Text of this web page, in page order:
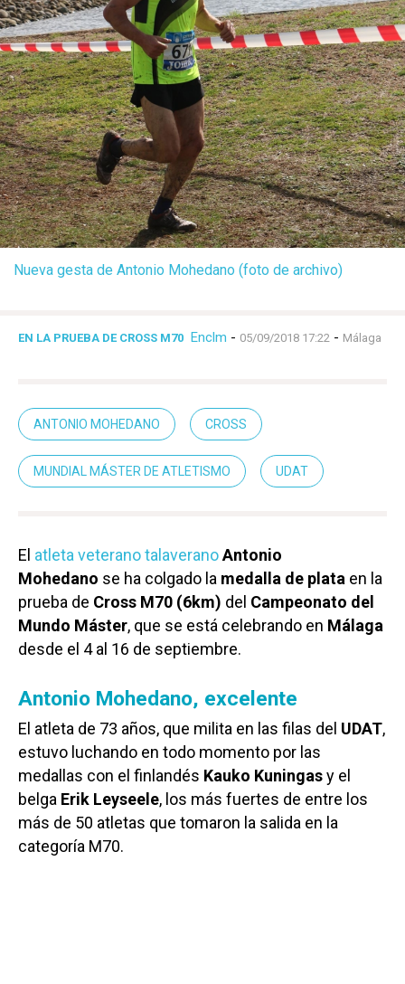
Nueva gesta de Antonio Mohedano (foto de archivo)
EN LA PRUEBA DE CROSS M70 Enclm - 05/09/2018 17:22 - Málaga
ANTONIO MOHEDANO CROSS
MUNDIAL MÁSTER DE ATLETISMO UDAT
El atleta veterano talaveranoAntonio
Mohedano se ha colgado la medalla de plata en la
prueba de Cross M70 (6km) del Campeonato del
Mundo Máster, que se está celebrando en Málaga
desde el 4 al 16 de septiembre.
Antonio Mohedano, excelente
El atleta de 73 años, que milita en las filas del UDAT,
estuvo luchando en todo momento por las
medallas con el finlandés Kauko Kuningasy el
belga Erik Leyseele, los más fuertes de entre los
más de 50 atletas que tomaron la salida en la
categoría M70.